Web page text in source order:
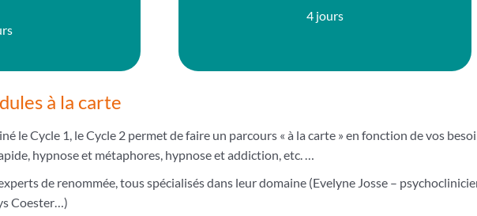
4 jours
à la carte
le Cycle 1, le Cycle 2 permet de faire un parcours « à la carte » en fonction de vos
hypnose et métaphores, hypnose et addiction, etc. …
de renommée, tous spécialisés dans leur domaine (Evelyne Josse –
Coester…)